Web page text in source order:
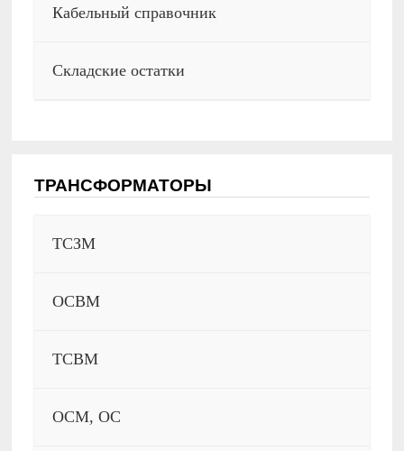
Кабельный справочник
Складские остатки
ТРАНСФОРМАТОРЫ
ТСЗМ
ОСВМ
ТСВМ
ОСМ, ОС